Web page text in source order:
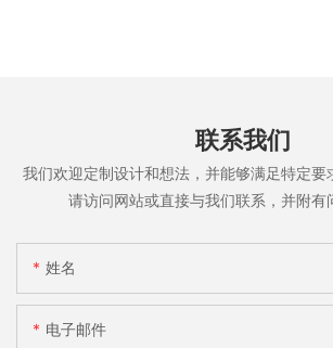
联系我们
我们欢迎定制设计和想法，并能够满足特定要
请访问网站或直接与我们联系，并附有
姓名
电子邮件